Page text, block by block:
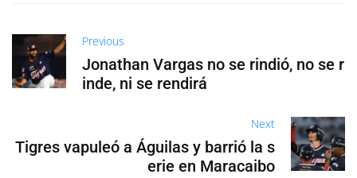
Previous
Jonathan Vargas no se rindió, no se r
inde, ni se rendirá
Next
Tigres vapuleó a Águilas y barrió la s
erie en Maracaibo